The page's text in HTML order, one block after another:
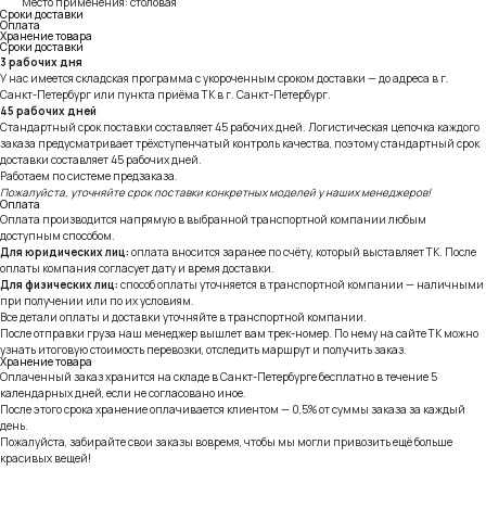
Сроки доставки
Оплата
Хранение товара
Сроки доставки
3 рабочих дня
У нас имеется складская программа с укороченным сроком доставки — до адреса в г.
Санкт-Петербург или пункта приёма ТК в г. Санкт-Петербург.
45 рабочих дней
Стандартный срок поставки составляет 45 рабочих дней. Логистическая цепочка каждого
заказа предусматривает трёхступенчатый контроль качества, поэтому стандартный срок
доставки составляет 45 рабочих дней.
Работаем по системе предзаказа.
Пожалуйста, уточняйте срок поставки конкретных моделей у наших менеджеров!
Оплата
Оплата производится напрямую в выбранной транспортной компании любым
доступным способом.
Для юридических лиц: оплата вносится заранее по счёту, который выставляет ТК. После
оплаты компания согласует дату и время доставки.
Для физических лиц: способ оплаты уточняется в транспортной компании — наличными
при получении или по их условиям.
Все детали оплаты и доставки уточняйте в транспортной компании.
После отправки груза наш менеджер вышлет вам трек-номер. По нему на сайте ТК можно
узнать итоговую стоимость перевозки, отследить маршрут и получить заказ.
Хранение товара
Оплаченный заказ хранится на складе в Санкт-Петербурге бесплатно в течение 5
календарных дней, если не согласовано иное.
После этого срока хранение оплачивается клиентом — 0,5% от суммы заказа за каждый
день.
Пожалуйста, забирайте свои заказы вовремя, чтобы мы могли привозить ещё больше
красивых вещей!